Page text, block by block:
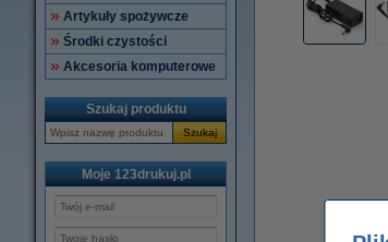
Artykuły spożywcze
Środki czystości
Akcesoria komputerowe
Szukaj produktu
Szukaj
Moje 123drukuj.pl